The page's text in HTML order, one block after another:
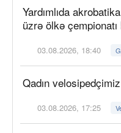
Yardımlıda
üzrə ölkə
03.08.2026, 18:40
Qadın
03.08.2026, 17:25